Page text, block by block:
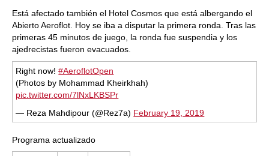
Está afectado también el Hotel Cosmos que está albergando el
Abierto Aeroflot. Hoy se iba a disputar la primera ronda. Tras las
primeras 45 minutos de juego, la ronda fue suspendia y los
ajedrecistas fueron evacuados.
Right now!#AeroflotOpen
(Photos by Mohammad Kheirkhah)
pic.twitter.com/7lNxLKBSPr
— Reza Mahdipour (@Rez7a) February 19, 2019
Programa actualizado